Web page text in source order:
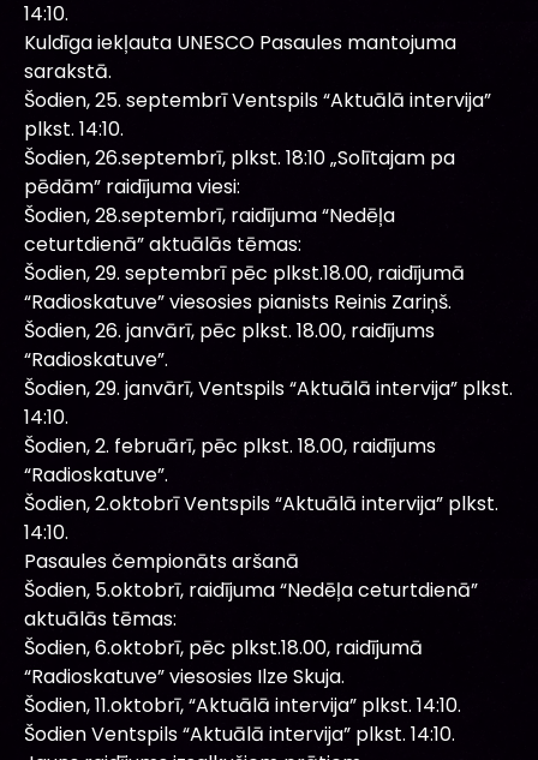
14:10.
Kuldīga iekļauta UNESCO Pasaules mantojuma
sarakstā.
Šodien, 25. septembrī Ventspils “Aktuālā intervija”
plkst. 14:10.
Šodien, 26.septembrī, plkst. 18:10 „Solītajam pa
pēdām” raidījuma viesi:
Šodien, 28.septembrī, raidījuma “Nedēļa
ceturtdienā” aktuālās tēmas:
Šodien, 29. septembrī pēc plkst.18.00, raidījumā
“Radioskatuve” viesosies pianists Reinis Zariņš.
Šodien, 26. janvārī, pēc plkst. 18.00, raidījums
“Radioskatuve”.
Šodien, 29. janvārī, Ventspils “Aktuālā intervija” plkst.
14:10.
Šodien, 2. februārī, pēc plkst. 18.00, raidījums
“Radioskatuve”.
Šodien, 2.oktobrī Ventspils “Aktuālā intervija” plkst.
14:10.
Pasaules čempionāts aršanā
Šodien, 5.oktobrī, raidījuma “Nedēļa ceturtdienā”
aktuālās tēmas:
Šodien, 6.oktobrī, pēc plkst.18.00, raidījumā
“Radioskatuve” viesosies Ilze Skuja.
Šodien, 11.oktobrī, “Aktuālā intervija” plkst. 14:10.
Šodien Ventspils “Aktuālā intervija” plkst. 14:10.